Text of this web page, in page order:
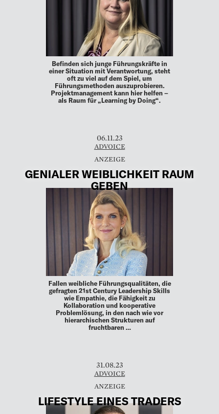
Befinden sich junge Führungskräfte in
einer Situation mit Verantwortung, steht
oft zu viel auf dem Spiel, um
Führungsmethoden auszuprobieren.
Projektmanagement kann hier helfen –
als Raum für „Learning by Doing“.
06.11.23
ADVOICE
GENIALER ­WEIBLICHKEIT RAUM
GEBEN
Fallen weibliche Führungsqualitäten, die
gefragten 21st Century Leadership Skills
wie Empathie, die Fähigkeit zu
Kollaboration und kooperative
Problemlösung, in den nach wie vor
hierarchischen Strukturen auf
fruchtbaren …
31.08.23
ADVOICE
LIFESTYLE EINES TRADERS